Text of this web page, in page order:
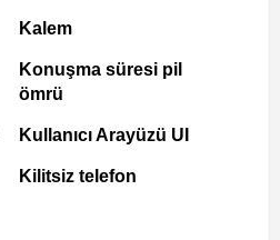
Kalem
Konuşma süresi pil
ömrü
Kullanıcı Arayüzü UI
Kilitsiz telefon